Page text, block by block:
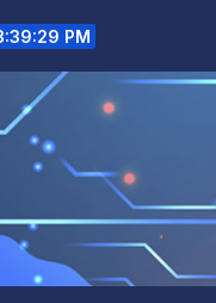
PM